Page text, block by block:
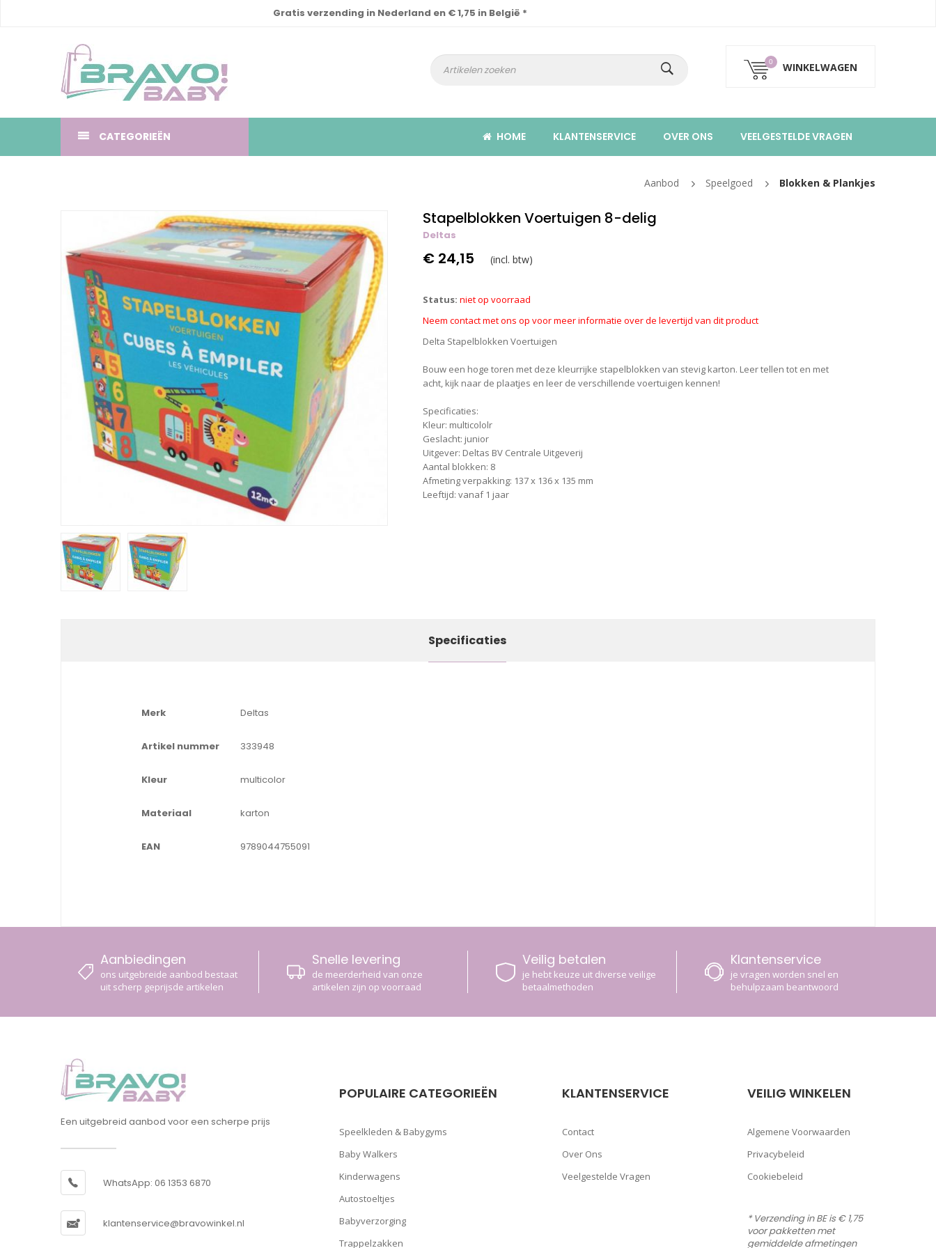
Gratis verzending in Nederland en € 1,75 in België *
0 WINKELWAGEN
CATEGORIEËN HOME KLANTENSERVICE OVER ONS VEELGESTELDE VRAGEN
Aanbod Speelgoed Blokken & Plankjes
Stapelblokken Voertuigen 8-delig
Deltas
€ 24,15 (incl. btw)
Status: niet op voorraad
Neem contact met ons op voor meer informatie over de levertijd van dit product
Delta Stapelblokken Voertuigen
Bouw een hoge toren met deze kleurrijke stapelblokken van stevig karton. Leer tellen tot en met
acht, kijk naar de plaatjes en leer de verschillende voertuigen kennen!
Specificaties:
Kleur: multicololr
Geslacht: junior
Uitgever: Deltas BV Centrale Uitgeverij
Aantal blokken: 8
Afmeting verpakking: 137 x 136 x 135 mm
Leeftijd: vanaf 1 jaar
Specificaties
Merk Deltas
Artikel nummer 333948
Kleur multicolor
Materiaal karton
EAN 9789044755091
Aanbiedingen
ons uitgebreide aanbod bestaat
uit scherp geprijsde artikelen
Snelle levering
de meerderheid van onze
artikelen zijn op voorraad
Veilig betalen
je hebt keuze uit diverse veilige
betaalmethoden
Klantenservice
je vragen worden snel en
behulpzaam beantwoord
Een uitgebreid aanbod voor een scherpe prijs
WhatsApp: 06 1353 6870
klantenservice@bravowinkel.nl
POPULAIRE CATEGORIEËN
Speelkleden & Babygyms
Baby Walkers
Kinderwagens
Autostoeltjes
Babyverzorging
Trappelzakken
KLANTENSERVICE
Contact
Over Ons
Veelgestelde Vragen
VEILIG WINKELEN
Algemene Voorwaarden
Privacybeleid
Cookiebeleid
* Verzending in BE is € 1,75
voor pakketten met
gemiddelde afmetingen